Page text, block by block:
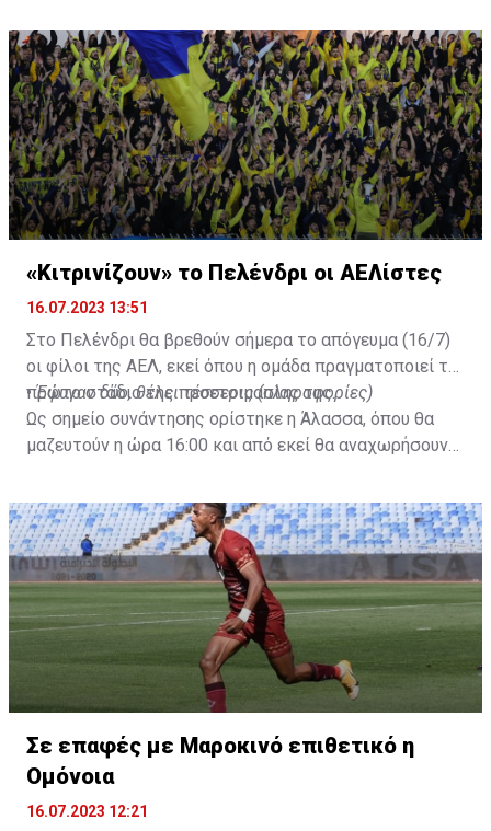
«Κιτρινίζουν» το Πελένδρι οι ΑΕΛίστες
16.07.2023 13:51
Στο Πελένδρι θα βρεθούν σήμερα το απόγευμα (16/7)
οι φίλοι της ΑΕΛ, εκεί όπου η ομάδα πραγματοποιεί το
πρώτο στάδιο της προετοιμασίας της.
•Έφυγαν δύο, θέλει τέσσερις (πληροφορίες)
Ως σημείο συνάντησης ορίστηκε η Άλασσα, όπου θα
μαζευτούν η ώρα 16:00 και από εκεί θα αναχωρήσουν
δώοσυν το παρών τους στην απογευματινή προπόνηση
της ομάδας.
Σε επαφές με Μαροκινό επιθετικό η
Ομόνοια
16.07.2023 12:21